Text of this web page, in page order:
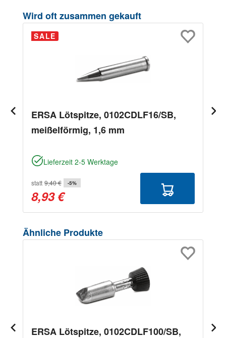
Produktgalerie überspringen
Wird oft zusammen gekauft
SALE
ERSA Lötspitze, 0102CDLF16/SB,
meißelförmig, 1,6 mm
Lieferzeit 2-5 Werktage
statt 9,40 € -5%
8,93 €
Produktgalerie überspringen
Ähnliche Produkte
ERSA Lötspitze, 0102CDLF100/SB,